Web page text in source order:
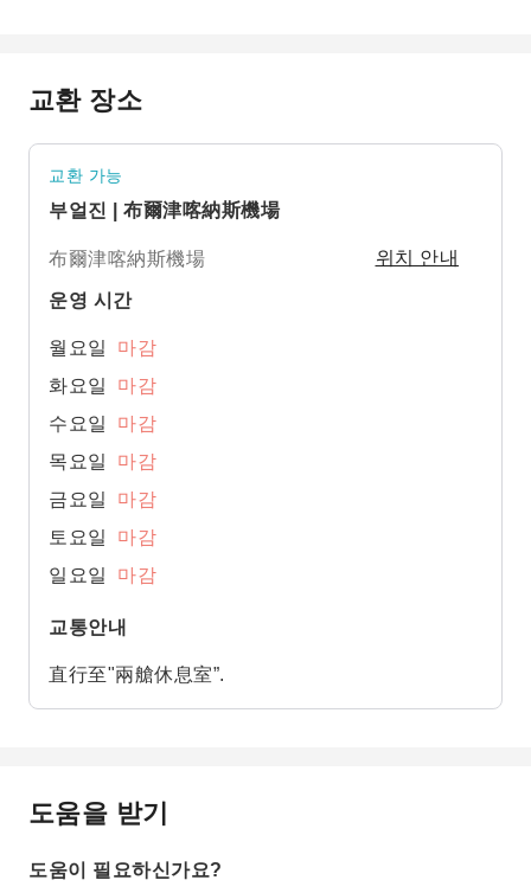
교환 장소
교환 가능
부얼진 | 布爾津喀納斯機場
布爾津喀納斯機場 위치 안내
운영 시간
월요일
마감
화요일
마감
수요일
마감
목요일
마감
금요일
마감
토요일
마감
일요일
마감
교통안내
直行至"兩艙休息室”.
도움을 받기
도움이 필요하신가요?